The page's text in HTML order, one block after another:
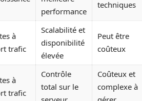
performance
techniques
à
trafic
Scalabilité et
disponibilité
élevée
Peut être
coûteux
à
trafic
Contrôle
total sur le
Coûteux et
complexe à